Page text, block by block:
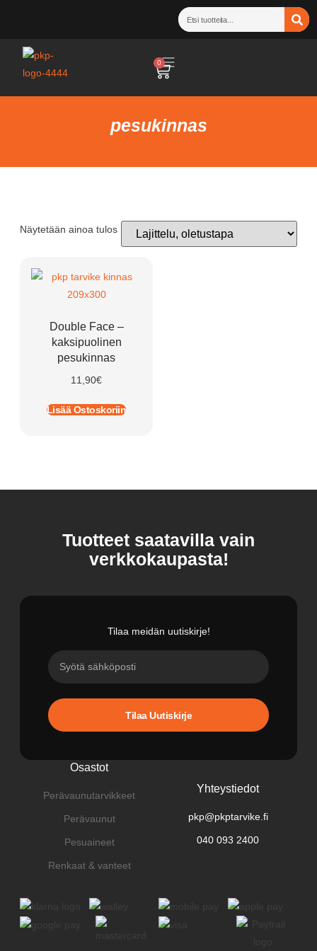
0
pesukinnas
Näytetään ainoa tulos
Double Face –
kaksipuolinen
pesukinnas
11,90€
Lisää Ostoskoriin
Tuotteet saatavilla vain
verkkokaupasta!
Tilaa meidän uutiskirje!
Tilaa Uutiskirje
Osastot
Perävaunutarvikkeet
Perävaunut
Pesuaineet
Renkaat & vanteet
Yhteystiedot
pkp@pkptarvike.fi
040 093 2400